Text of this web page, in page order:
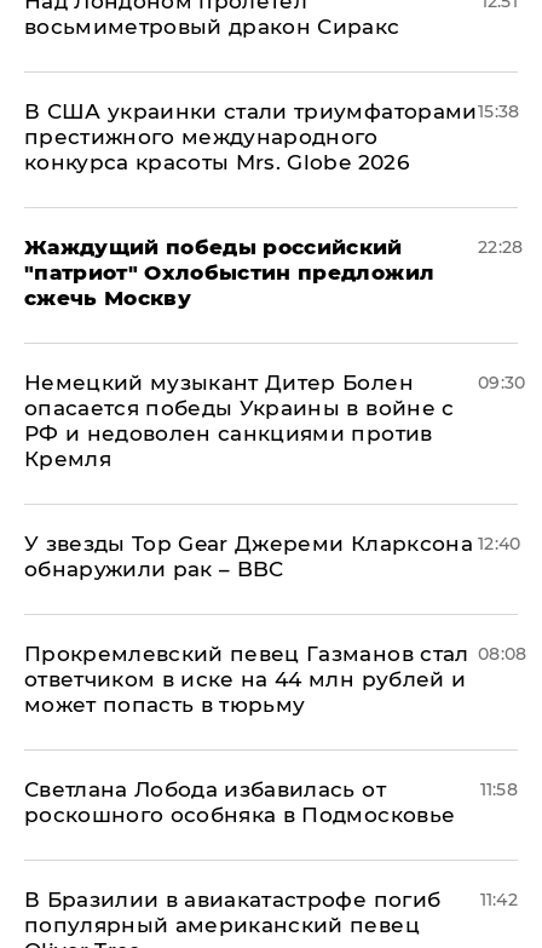
восьмиметровый дракон Сиракс
В США украинки стали триумфаторами
престижного международного
конкурса красоты Mrs. Globe 2026
15:38
Жаждущий победы российский
"патриот" Охлобыстин предложил
сжечь Москву
22:28
Немецкий музыкант Дитер Болен
опасается победы Украины в войне с
РФ и недоволен санкциями против
Кремля
09:30
У звезды Top Gear Джереми Кларксона
обнаружили рак – BBC
12:40
Прокремлевский певец Газманов стал
ответчиком в иске на 44 млн рублей и
может попасть в тюрьму
08:08
Светлана Лобода избавилась от
роскошного особняка в Подмосковье
11:58
В Бразилии в авиакатастрофе погиб
популярный американский певец
11:42